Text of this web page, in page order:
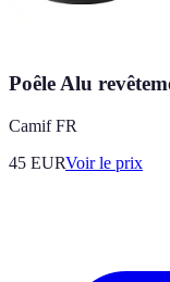
Poêle Alu
Camif FR
45 EURVoir le prix